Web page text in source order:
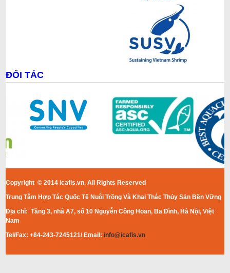
ĐỐI TÁC
Copyright © 2014 icafis.vn. All Rights Reserved
Trung Tâm Hợp Tác Quốc Tế Nuôi Trồng Và Khai Thác Thủy Sản Bền Vững
Địa chỉ: Tầng 3, nhà A7, số 10 Nguyễn Công Hoan, Ba Đình, Hà Nội, Việt
Nam
Tel/Fax: +84-243-7245121/ Email:info@icafis.vn